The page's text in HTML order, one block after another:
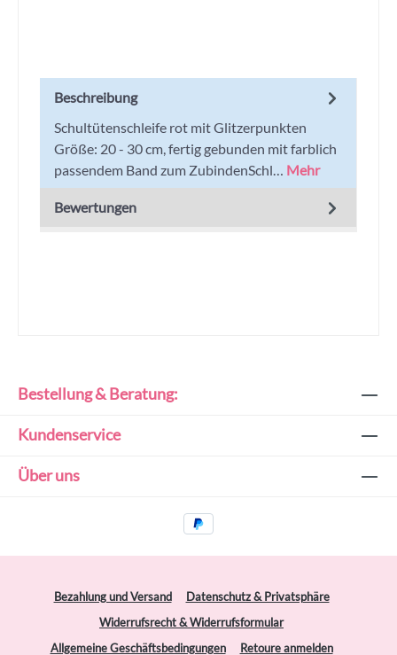
Beschreibung
Schultütenschleife rot mit Glitzerpunkten
Größe: 20 - 30 cm, fertig gebunden mit farblich
passendem Band zum ZubindenSchl… Mehr
Bewertungen
Bestellung & Beratung:
Kundenservice
Über uns
Bezahlung und Versand
Datenschutz & Privatsphäre
Widerrufsrecht & Widerrufsformular
Allgemeine Geschäftsbedingungen
Retoure anmelden